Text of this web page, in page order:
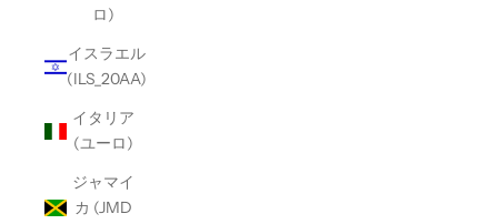
ロ)
イスラエル
(ILS_20AA)
イタリア
(ユーロ)
ジャマイ
カ (JMD